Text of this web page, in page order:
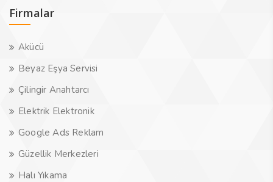
Firmalar
Akücü
Beyaz Eşya Servisi
Çilingir Anahtarcı
Elektrik Elektronik
Google Ads Reklam
Güzellik Merkezleri
Halı Yıkama